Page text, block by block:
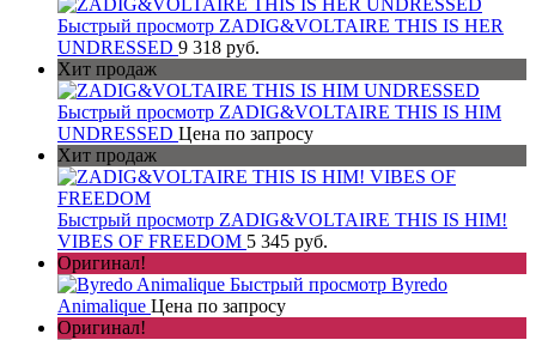
Быстрый просмотр ZADIG&VOLTAIRE THIS IS HER
UNDRESSED 9 318 руб.
Хит продаж
Быстрый просмотр ZADIG&VOLTAIRE THIS IS HIM
UNDRESSED Цена по запросу
Хит продаж
Быстрый просмотр ZADIG&VOLTAIRE THIS IS HIM!
VIBES OF FREEDOM 5 345 руб.
Оригинал!
Быстрый просмотр Byredo
Animalique Цена по запросу
Оригинал!